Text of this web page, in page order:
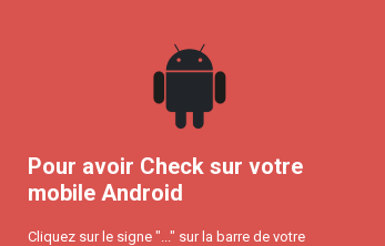
Pour avoir Check sur votre
mobile Android
Cliquez sur le signe "..." sur la barre de votre